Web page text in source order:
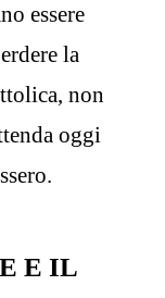
essere
la
non
oggi
E IL